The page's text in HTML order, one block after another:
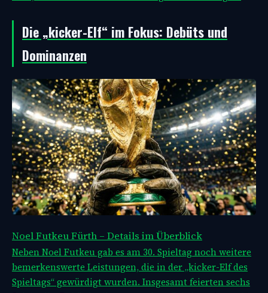
Die „kicker-Elf“ im Fokus: Debüts und
Dominanzen
Noel Futkeu Fürth – Details im Überblick
Neben Noel Futkeu gab es am 30. Spieltag noch weitere
bemerkenswerte Leistungen, die in der „kicker-Elf des
Spieltags“ gewürdigt wurden. Insgesamt feierten sechs